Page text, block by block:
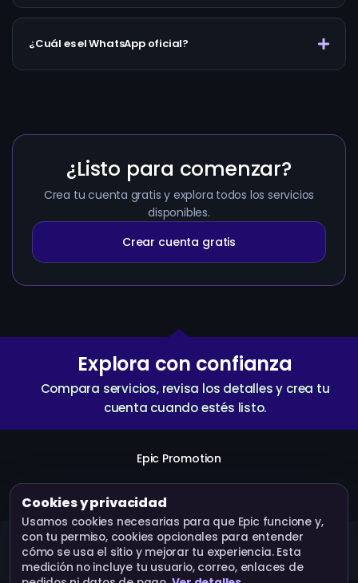
¿Cuál es el WhatsApp oficial?
¿Listo para comenzar?
Crea tu cuenta gratis y explora todos los servicios
disponibles.
Crear cuenta gratis
Explora con confianza
Compara servicios, revisa los detalles y crea tu
cuenta cuando estés listo.
Epic Promotion
Crear cuenta Servicios
Epic Promotion · Operado por Bluebox Corp © 2026.
Todos los derechos reservados.
Cookies y privacidad
Usamos cookies necesarias para que Epic funcione y,
con tu permiso, cookies opcionales para entender
cómo se usa el sitio y mejorar tu experiencia. Esta
medición no incluye tu usuario, correo, enlaces de